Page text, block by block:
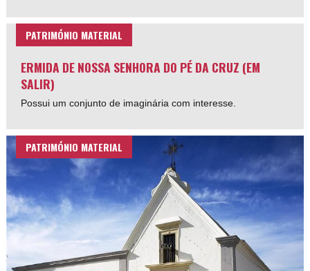
PATRIMÓNIO MATERIAL
ERMIDA DE NOSSA SENHORA DO PÉ DA CRUZ (EM
SALIR)
Possui um conjunto de imaginária com interesse.
PATRIMÓNIO MATERIAL